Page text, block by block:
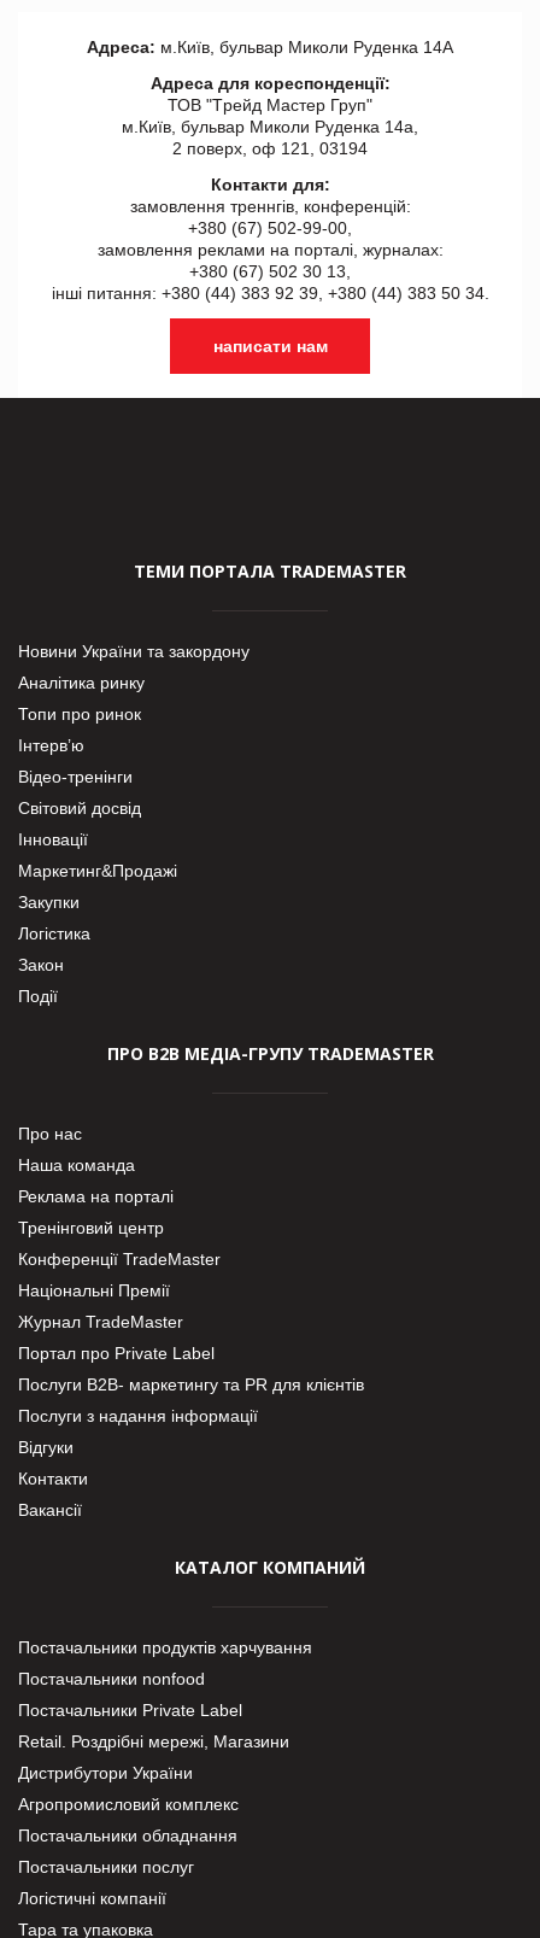
Адреса: м.Київ, бульвар Миколи Руденка 14А
Адреса для кореспонденції:
ТОВ "Tрейд Мастер Груп"
м.Київ, бульвар Миколи Руденка 14а,
2 поверх, оф 121, 03194
Контакти для:
замовлення треннгів, конференцій:
+380 (67) 502-99-00,
замовлення реклами на порталі, журналах:
+380 (67) 502 30 13,
інші питання: +380 (44) 383 92 39, +380 (44) 383 50 34.
написати нам
ТЕМИ ПОРТАЛА TRADEMASTER
Новини України та закордону
Аналітика ринку
Топи про ринок
Інтерв’ю
Відео-тренінги
Світовий досвід
Інновації
Маркетинг&Продажі
Закупки
Логістика
Закон
Події
ПРО В2В МЕДІА-ГРУПУ TRADEMASTER
Про нас
Наша команда
Реклама на порталі
Тренінговий центр
Конференції TradeMaster
Національні Премії
Журнал TradeMaster
Портал про Private Label
Послуги В2В- маркетингу та PR для клієнтів
Послуги з надання інформації
Відгуки
Контакти
Вакансії
КАТАЛОГ КОМПАНИЙ
Постачальники продуктів харчування
Постачальники nonfood
Постачальники Private Label
Retail. Роздрібні мережі, Магазини
Дистрибутори України
Агропромисловий комплекс
Постачальники обладнання
Постачальники послуг
Логістичні компанії
Тара та упаковка